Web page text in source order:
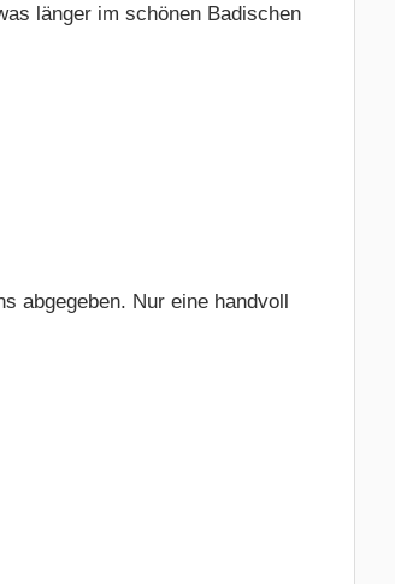
länger im schönen Badischen
abgegeben. Nur eine handvoll